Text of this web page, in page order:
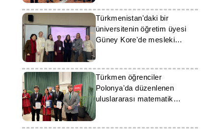
Türkmenistan'daki bir
üniversitenin öğretim üyesi
Güney Kore'de mesleki
gelişim eğitimi alıyor
Türkmen öğrenciler
Polonya'da düzenlenen
uluslararası matematik